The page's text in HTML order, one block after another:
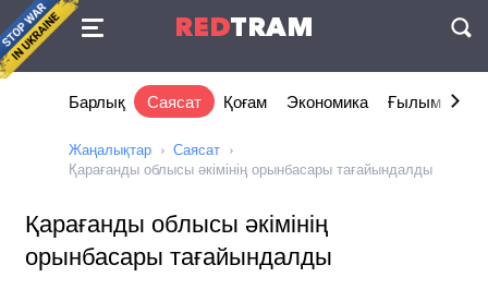
REDTRAM
Келісімі
Барлық Саясат Қоғам Экономика Ғылым және
Жаңалықтар
Саясат
Қарағанды облысы әкімінің орынбасары тағайындалды
Қарағанды облысы әкімінің
орынбасары тағайындалды